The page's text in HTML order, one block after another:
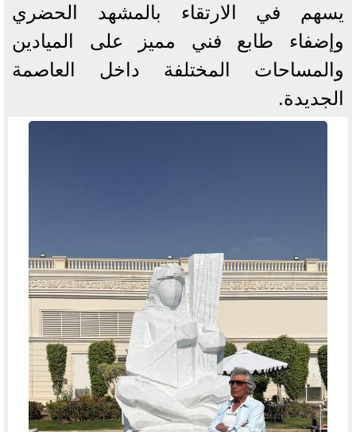
يسهم في الارتقاء بالمشهد الحضري
وإضفاء طابع فني مميز على الميادين
والمساحات المختلفة داخل العاصمة
الجديدة.